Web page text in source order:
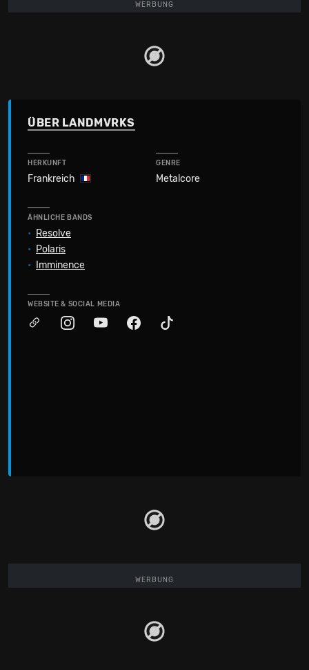
WERBUNG
ÜBER LANDMVRKS
HERKUNFT
Frankreich
GENRE
Metalcore
ÄHNLICHE BANDS
• Resolve
• Polaris
•
Imminence
WEBSITE & SOCIAL MEDIA
WERBUNG